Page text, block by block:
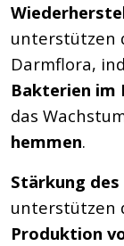
unterstützen
Darmflora,
Bakterien im
das
hemmen.
Stärkung
unterstützen
Produktion